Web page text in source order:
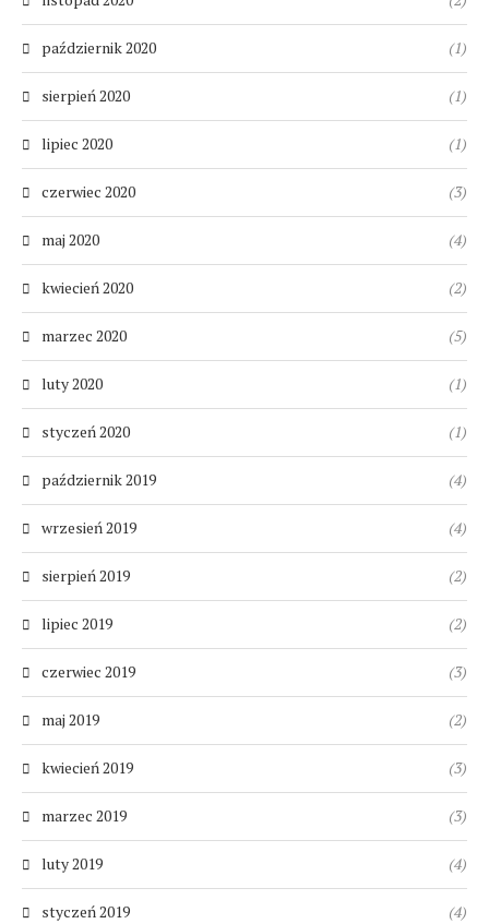
październik 2020 (1)
sierpień 2020 (1)
lipiec 2020 (1)
czerwiec 2020 (3)
maj 2020 (4)
kwiecień 2020 (2)
marzec 2020 (5)
luty 2020 (1)
styczeń 2020 (1)
październik 2019 (4)
wrzesień 2019 (4)
sierpień 2019 (2)
lipiec 2019 (2)
czerwiec 2019 (3)
maj 2019 (2)
kwiecień 2019 (3)
marzec 2019 (3)
luty 2019 (4)
styczeń 2019 (4)